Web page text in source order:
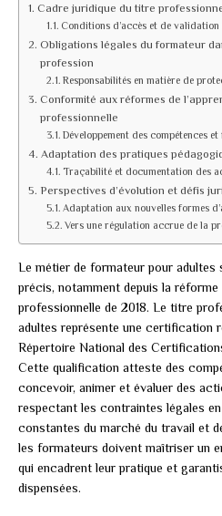
Cadre juridique du titre
Conditions d’accès et de
Obligations légales du formateur
profession
Responsabilités en matière de
Conformité aux réformes de
professionnelle
Développement des compétences
Adaptation des pratiques
Traçabilité et documentation des
Perspectives d’évolution et défis
Adaptation aux nouvelles formes
Vers une régulation accrue de la
Le métier de formateur pour adultes
précis, notamment depuis la
professionnelle de 2018. Le titre
adultes représente une certification
Répertoire National des
Cette qualification atteste des
concevoir, animer et évaluer des
respectant les contraintes légales
constantes du marché du travail et
les formateurs doivent maîtriser un
qui encadrent leur pratique et
dispensées.